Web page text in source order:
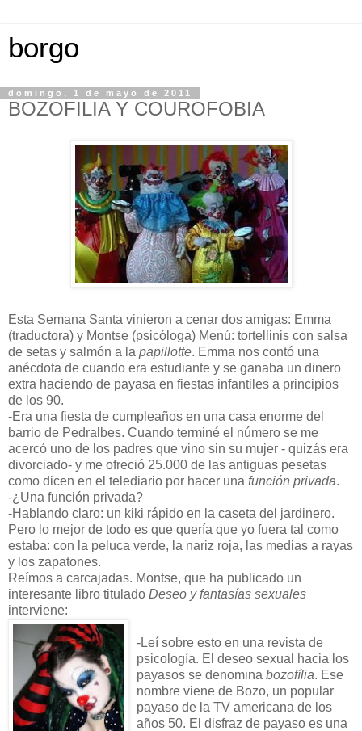
borgo
domingo, 1 de mayo de 2011
BOZOFILIA Y COUROFOBIA
Esta Semana Santa vinieron a cenar dos amigas: Emma
(traductora) y Montse (psicóloga) Menú: tortellinis con salsa
de setas y salmón a la papillotte. Emma nos contó una
anécdota de cuando era estudiante y se ganaba un dinero
extra haciendo de payasa en fiestas infantiles a principios
de los 90.
-Era una fiesta de cumpleaños en una casa enorme del
barrio de Pedralbes. Cuando terminé el número se me
acercó uno de los padres que vino sin su mujer - quizás era
divorciado- y me ofreció 25.000 de las antiguas pesetas
como dicen en el telediario por hacer una función privada.
-¿Una función privada?
-Hablando claro: un kiki rápido en la caseta del jardinero.
Pero lo mejor de todo es que quería que yo fuera tal como
estaba: con la peluca verde, la nariz roja, las medias a rayas
y los zapatones.
Reímos a carcajadas. Montse, que ha publicado un
interesante libro titulado Deseo yfantasías sexuales
interviene:
-Leí sobre esto en una revista de
psicología. El deseo sexual hacia los
payasos se denomina bozofília. Ese
nombre viene de Bozo, un popular
payaso de la TV americana de los
años 50. El disfraz de payaso es una